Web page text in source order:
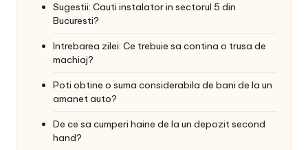
Sugestii: Cauti instalator in sectorul 5 din
Bucuresti?
Intrebarea zilei: Ce trebuie sa contina o trusa de
machiaj?
Poti obtine o suma considerabila de bani de la un
amanet auto?
De ce sa cumperi haine de la un depozit second
hand?